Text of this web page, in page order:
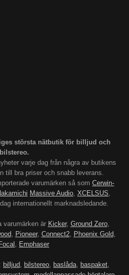
största nätbutik för billjud och
bilstereo.
varje dag från några av butikens
till bra priser och snabb leverans.
varumärken så som Cerwin-
Massive Audio, XCELSUS,
internationellt marknadsledande.
varumärken är Kicker, Ground Zero,
, Pioneer, Connect2, Phoenix Gold,
Focal , Emphaser
billjud, bilstereo, baslåda, baspaket,